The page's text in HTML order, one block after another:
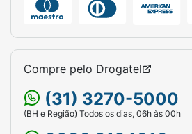
Compre pelo Drogatel
(31) 3270-5000
(BH e Região) Todos os dias, 06h às 00h